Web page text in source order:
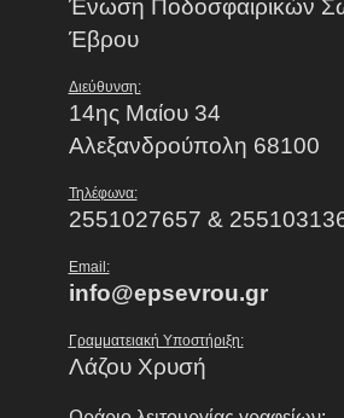
Ένωση Ποδοσφαιρικών
Έβρου
Διεύθυνση:
14ης Μαίου 34
Αλεξανδρούπολη 68100
Τηλέφωνα:
2551027657 &
Email:
info@epsevrou.gr
Γραμματειακή Υποστήριξη:
Λάζου Χρυσή